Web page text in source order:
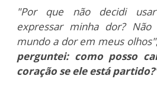
"Por que não decidi
expressar minha dor?
mundo a dor em meus olhos"
perguntei: como posso
coração se ele está partido?